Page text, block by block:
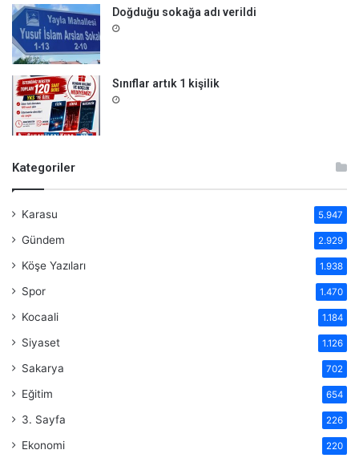
Doğduğu sokağa adı verildi
Sınıflar artık 1 kişilik
Kategoriler
Karasu 5.947
Gündem 2.929
Köşe Yazıları 1.938
Spor 1.470
Kocaali 1.184
Siyaset 1.126
Sakarya 702
Eğitim 654
3. Sayfa 226
Ekonomi 220